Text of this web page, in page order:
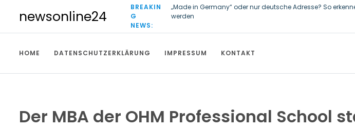
newsonline24
BREAKIN
G
NEWS:
„Made in Germany“ oder nur deutsche Adresse? So
werden
Mio. $ von der kanadischen Regierung für
HOME DATENSCHUTZERKLÄRUNG IMPRESSUM KONTAKT
Der MBA der OHM Professional School